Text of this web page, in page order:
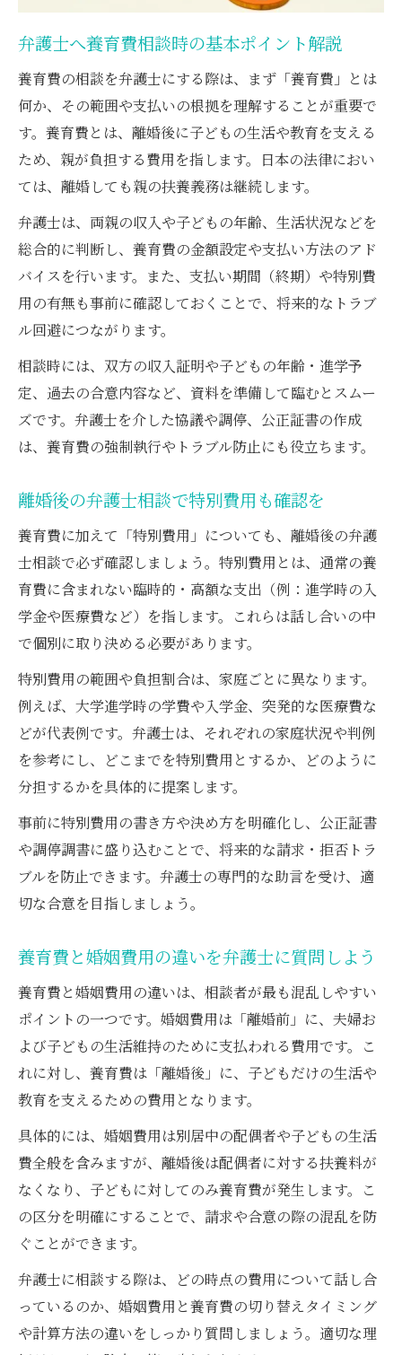
離婚前後で変わる費用を弁護士が徹底解説
扶養料と養育費の法的な違いを弁護士に聞
く
婚姻費用から養育費への移行時の注意点
弁護士による適切な費用区分のご提案
特別費用の決め方と弁護士活用のコツ
特別費用の決め方を弁護士が丁寧に解説
養育費と特別費用の合意を弁護士で円滑に
特別費用の書き方や文案作成を弁護士に依
頼
弁護士を活用した特別費用トラブル防止策
養育費終期は大学進学でどう変わるのか
弁護士が解説する養育費終期の原則と例外
大学進学時の養育費終期をどう判断するか
大学進学を理由にした特別費用請求の流れ
養育費終期に関する判例と弁護士の見解
調停での特別費用合意を弁護士がサポート
調停での特別費用合意を弁護士が徹底支援
弁護士による特別費用調停書面作成のポイ
ント
合意内容の明確化と弁護士のサポート体制
調停成立後の特別費用履行を弁護士が管理
特別費用調停に強い弁護士の選び方
弁護士へ養育費相談時の基本ポイント解説
養育費の相談を弁護士にする際は、まず「養育費」とは
何か、その範囲や支払いの根拠を理解することが重要で
す。養育費とは、離婚後に子どもの生活や教育を支える
ため、親が負担する費用を指します。日本の法律におい
ては、離婚しても親の扶養義務は継続します。
弁護士は、両親の収入や子どもの年齢、生活状況などを
総合的に判断し、養育費の金額設定や支払い方法のアド
バイスを行います。また、支払い期間（終期）や特別費
用の有無も事前に確認しておくことで、将来的なトラブ
ル回避につながります。
相談時には、双方の収入証明や子どもの年齢・進学予
定、過去の合意内容など、資料を準備して臨むとスムー
ズです。弁護士を介した協議や調停、公正証書の作成
は、養育費の強制執行やトラブル防止にも役立ちます。
離婚後の弁護士相談で特別費用も確認を
養育費に加えて「特別費用」についても、離婚後の弁護
士相談で必ず確認しましょう。特別費用とは、通常の養
育費に含まれない臨時的・高額な支出（例：進学時の入
学金や医療費など）を指します。これらは話し合いの中
で個別に取り決める必要があります。
特別費用の範囲や負担割合は、家庭ごとに異なります。
例えば、大学進学時の学費や入学金、突発的な医療費な
どが代表例です。弁護士は、それぞれの家庭状況や判例
を参考にし、どこまでを特別費用とするか、どのように
分担するかを具体的に提案します。
事前に特別費用の書き方や決め方を明確化し、公正証書
や調停調書に盛り込むことで、将来的な請求・拒否トラ
ブルを防止できます。弁護士の専門的な助言を受け、適
切な合意を目指しましょう。
養育費と婚姻費用の違いを弁護士に質問しよう
養育費と婚姻費用の違いは、相談者が最も混乱しやすい
ポイントの一つです。婚姻費用は「離婚前」に、夫婦お
よび子どもの生活維持のために支払われる費用です。こ
れに対し、養育費は「離婚後」に、子どもだけの生活や
教育を支えるための費用となります。
具体的には、婚姻費用は別居中の配偶者や子どもの生活
費全般を含みますが、離婚後は配偶者に対する扶養料が
なくなり、子どもに対してのみ養育費が発生します。こ
の区分を明確にすることで、請求や合意の際の混乱を防
ぐことができます。
弁護士に相談する際は、どの時点の費用について話し合
っているのか、婚姻費用と養育費の切り替えタイミング
や計算方法の違いをしっかり質問しましょう。適切な理